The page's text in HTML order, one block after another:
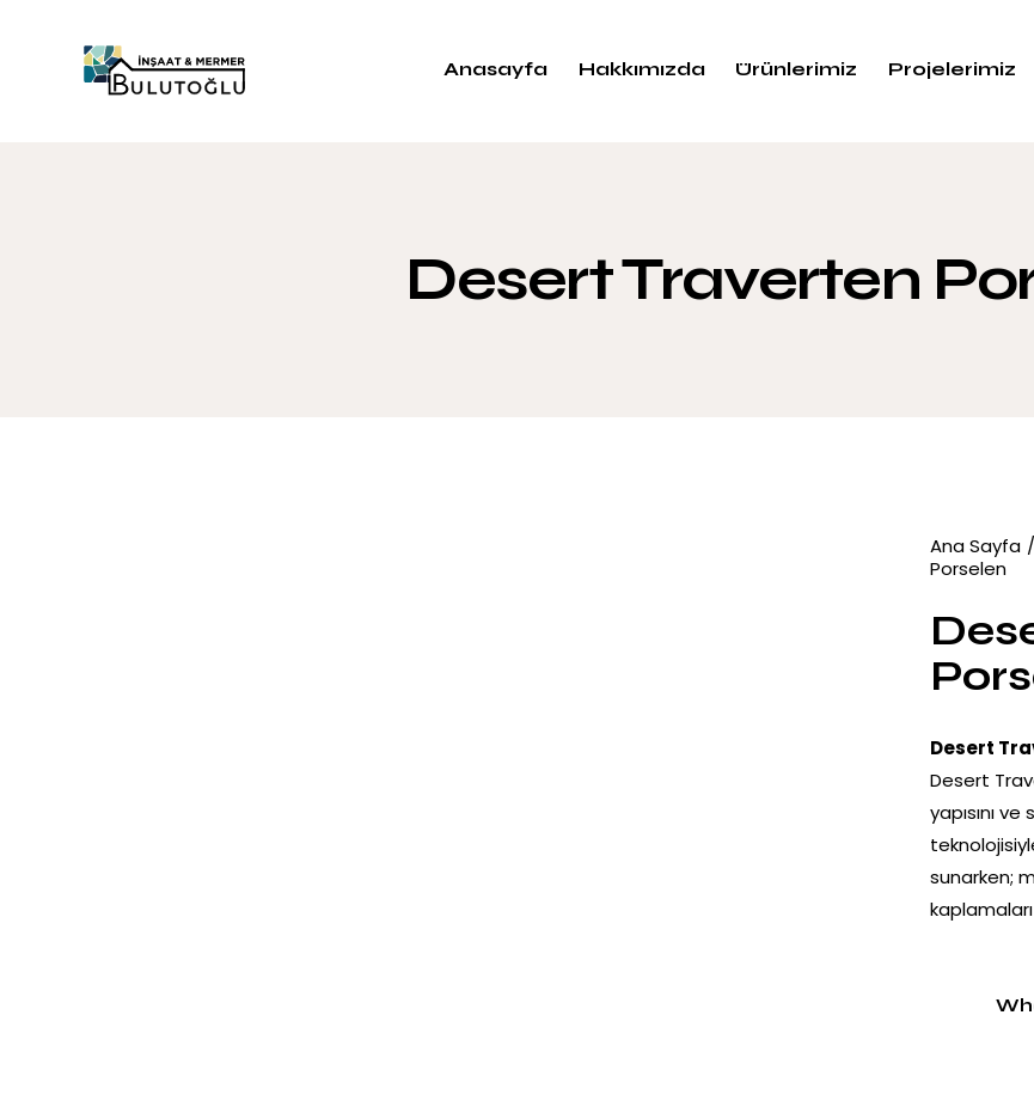
Anasayfa Hakkımızda Ürünlerimiz Projelerimiz
Desert Traverten
Ana Sayfa
Porselen
Desert
Desert
yapısını
sunarken;